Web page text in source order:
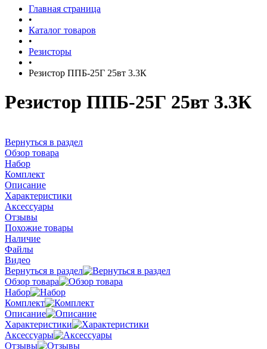
Главная страница
•
Каталог товаров
•
Резисторы
•
Резистор ППБ-25Г 25вт 3.3К
Резистор ППБ-25Г 25вт 3.3К
Вернуться в раздел
Обзор товара
Набор
Комплект
Описание
Характеристики
Аксессуары
Отзывы
Похожие товары
Наличие
Файлы
Видео
Вернуться в раздел
Обзор товара
Набор
Комплект
Описание
Характеристики
Аксессуары
Отзывы